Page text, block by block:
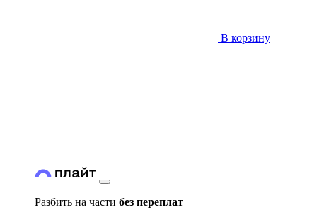
В корзину
Разбить на части без переплат